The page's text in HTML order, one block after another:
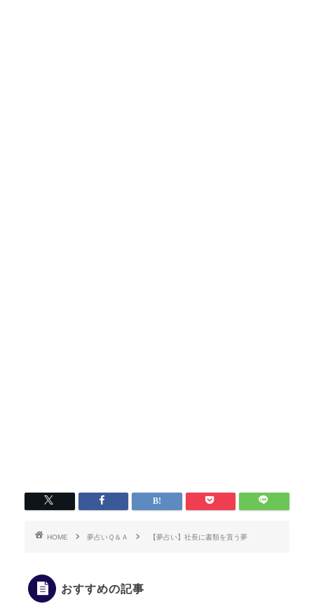
HOME 夢占いＱ＆Ａ 【夢占い】社長に書類を貰う夢
おすすめの記事